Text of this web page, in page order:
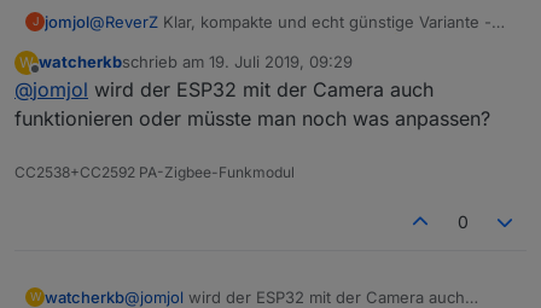
https://github.com/jomjol/water-meter-system-
complete
auch alslauffähiges Docker Image
verfügbar
WYSIWYG-Tool zum Einstellen des Servers:
http://wasserzaehler.ignorelist.com
https://github.com/jomjol/neural-network-analog-
needle-readout
OCR für Digits:
https://github.com/jomjol/neural-
network-digital-counter-readout
Stehe gerne für Feedback und Fragen zur Verfügung.
Beste Grüße,
Jomjol
J jomjol@ReverZ Klar, kompakte und echt günstige Variante -
Mit der Beleuchtung muss man spielen. Ich habe
absichtlich eine "Ringbeleuchtung" von der Seite
realisiert, um Reflexionen besser im Griff zu haben.
W
Offline
watcherkbschrieb am 19. Juli 2019, 09:29
zuletzt editiert von
@jomjol wird der ESP32 mit der Camera auch
funktionieren oder müsste man noch was anpassen?
CC2538+CC2592 PA-Zigbee-Funkmodul
0
W watcherkb@jomjol wird der ESP32 mit der Camera auch